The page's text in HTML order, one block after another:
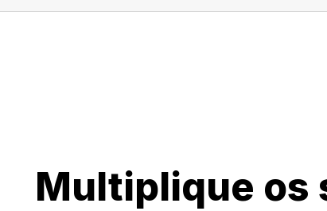
Multiplique os